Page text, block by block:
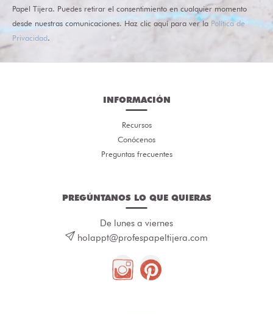
Papel Tijera. Puedes retirar el consentimiento en cualquier momento
desde nuestras comunicaciones. Haz clic aquí para ver la Política de
Privacidad.
INFORMACIÓN
Recursos
Conócenos
Preguntas frecuentes
PREGÚNTANOS LO QUE QUIERAS
De lunes a viernes
holappt@profespapeltijera.com